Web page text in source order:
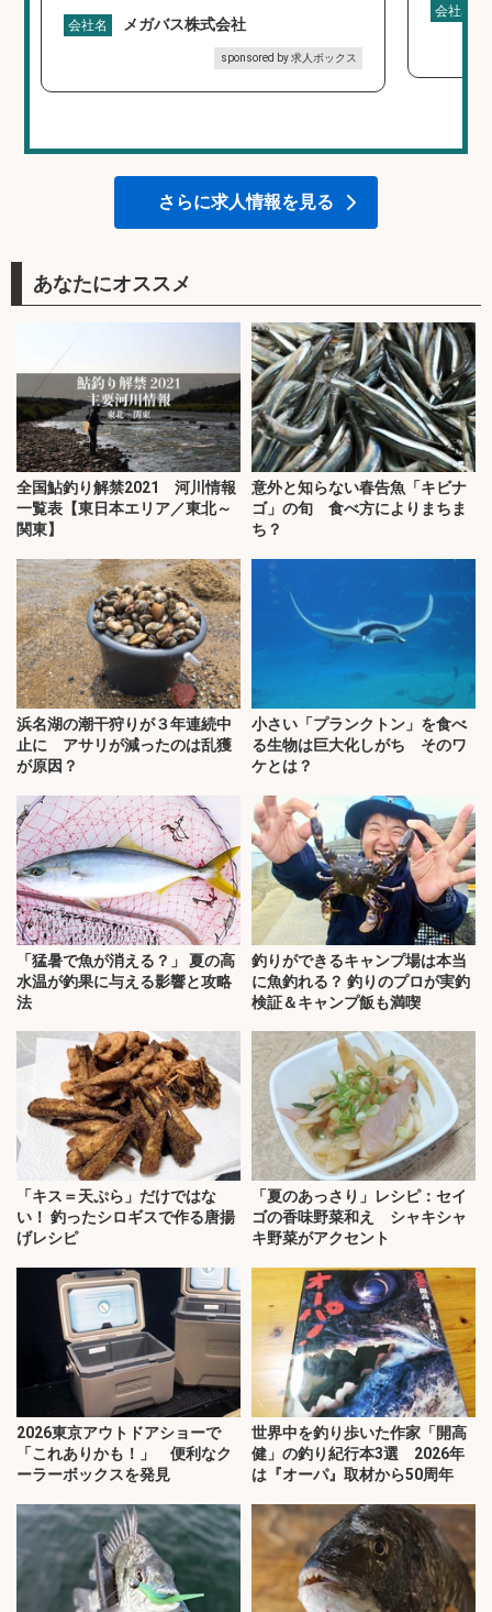
会社名 メガバス株式会社
sponsored by 求人ボックス
会社名
さらに求人情報を見る
あなたにオススメ
全国鮎釣り解禁2021 河川情報
一覧表【東日本エリア／東北～
関東】
意外と知らない春告魚「キビナ
ゴ」の旬 食べ方によりまちま
ち？
浜名湖の潮干狩りが３年連続中
止に アサリが減ったのは乱獲
が原因？
小さい「プランクトン」を食べ
る生物は巨大化しがち そのワ
ケとは？
「猛暑で魚が消える？」 夏の高
水温が釣果に与える影響と攻略
法
釣りができるキャンプ場は本当
に魚釣れる？ 釣りのプロが実釣
検証＆キャンプ飯も満喫
「キス＝天ぷら」だけではな
い！ 釣ったシロギスで作る唐揚
げレシピ
「夏のあっさり」レシピ：セイ
ゴの香味野菜和え シャキシャ
キ野菜がアクセント
2026東京アウトドアショーで
「これありかも！」 便利なク
ーラーボックスを発見
世界中を釣り歩いた作家「開高
健」の釣り紀行本3選 2026年
は『オーパ』取材から50周年